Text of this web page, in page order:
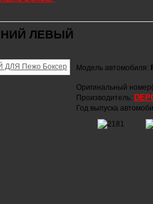
ЛЕВЫЙ
Модель автомобиля:
Оригинальный
Производитель:
Год выпуска